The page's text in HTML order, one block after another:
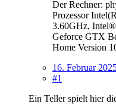
Der Rechner:
Prozessor
3.60GHz,
Geforce GTX
Home Version
16. Februar
#1
Ein Teller spielt hier